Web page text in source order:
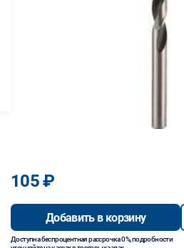
105 ₽
Добавить в корзину
Доступна беспроцентная рассрочка 0%, подробности